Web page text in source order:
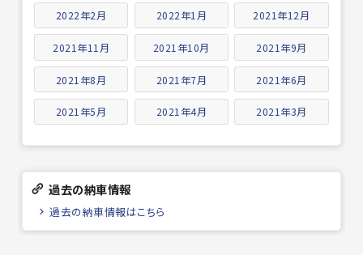
2022年2月 2022年1月 2021年12月
2021年11月 2021年10月 2021年9月
2021年8月 2021年7月 2021年6月
2021年5月 2021年4月 2021年3月
過去の納車情報
過去の納車情報はこちら